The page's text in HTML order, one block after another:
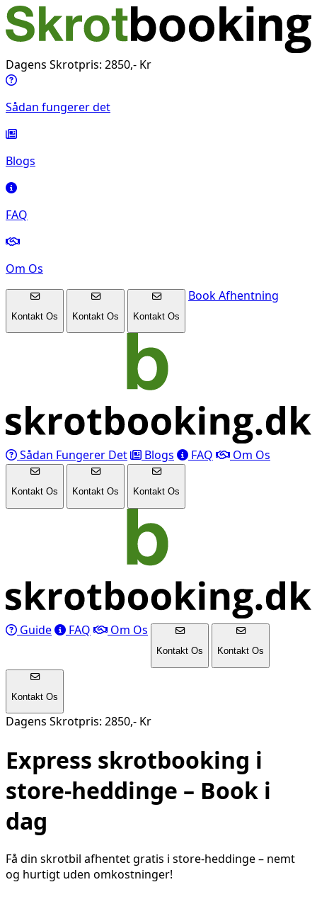
Dagens Skrotpris: 2850,- Kr
Sådan fungerer det
Blogs
FAQ
Om Os
Kontakt Os Kontakt Os Kontakt Os
Book Afhentning
Sådan Fungerer Det Blogs FAQ Om Os
Kontakt Os Kontakt Os Kontakt Os
Guide FAQ Om Os
Kontakt Os Kontakt Os
Kontakt Os
Dagens Skrotpris: 2850,- Kr
Express skrotbooking i
store-heddinge – Book i
dag
Få din skrotbil afhentet gratis i store-heddinge– nemt
og hurtigt uden omkostninger!